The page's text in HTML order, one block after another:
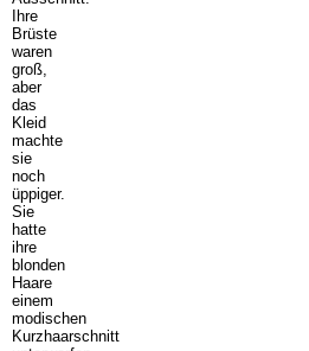
Ihre
Brüste
waren
groß,
aber
das
Kleid
machte
sie
noch
üppiger.
Sie
hatte
ihre
blonden
Haare
einem
modischen
Kurzhaarschnitt